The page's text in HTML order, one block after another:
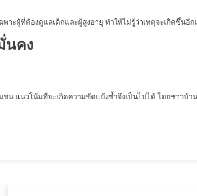
าะผู้ที่ต้องดูแลเด็กและผู้สูงอายุ ทำให้ไม่รู้ว่าเหตุจะเกิดขึ้นอีก
นคง
แนวโน้มที่จะเกิดความขัดแย้งซ้ำจึงเป็นไปได้ โดยชาวบ้า